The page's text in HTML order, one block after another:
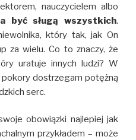
nauczycielem albo
być sługą wszystkich.
który tak, jak On
za wielu. Co to znaczy, że
uratuje innych ludzi? W
dostrzegam potężną
serc.
obowiązki najlepiej jak
przykładem – może